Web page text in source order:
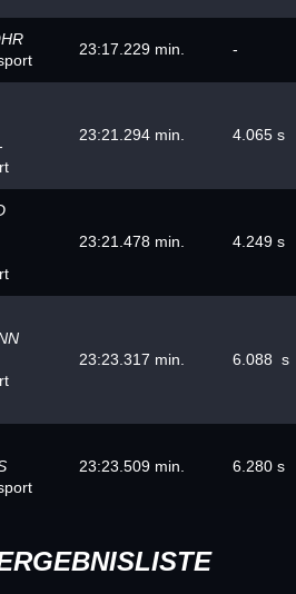
23:17.229 min. -
23:21.294 min. 4.065 s
23:21.478 min. 4.249 s
23:23.317 min. 6.088 s
23:23.509 min. 6.280 s